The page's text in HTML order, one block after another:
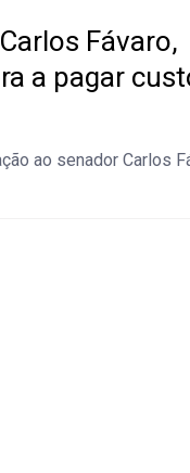
Fávaro,
a pagar
ao senador Carlos